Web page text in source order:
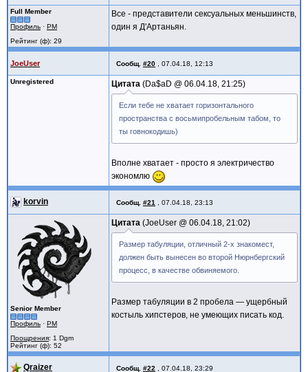
Full Member
Профиль · PM
Рейтинг (ф): 29
Все - представители сексуальных меньшинств,
один я Д'Артаньян.
JoeUser Сообщ. #20 07.04.18, 12:13
Unregistered Цитата Da$aD @ 06.04.18, 21:25
Если тебе не хватает горизонтального
пространства с восьмипробельным табом, то
ты говнокодишь)
Вполне хватает - просто я электричество
экономлю
korvin Сообщ. #21 07.04.18, 23:13
Senior Member
Профиль · PM
Поощрения: 1 Dgm
Рейтинг (ф): 52
Цитата JoeUser @ 06.04.18, 21:02
Размер табуляции, отличный 2-х знакомест,
должен быть вынесен во второй Нюрнбергский
процесс, в качестве обвиняемого.
Размер табуляции в 2 пробела — ущербный
костыль хипстеров, не умеющих писать код.
Qraizer Сообщ. #22 07.04.18, 23:29